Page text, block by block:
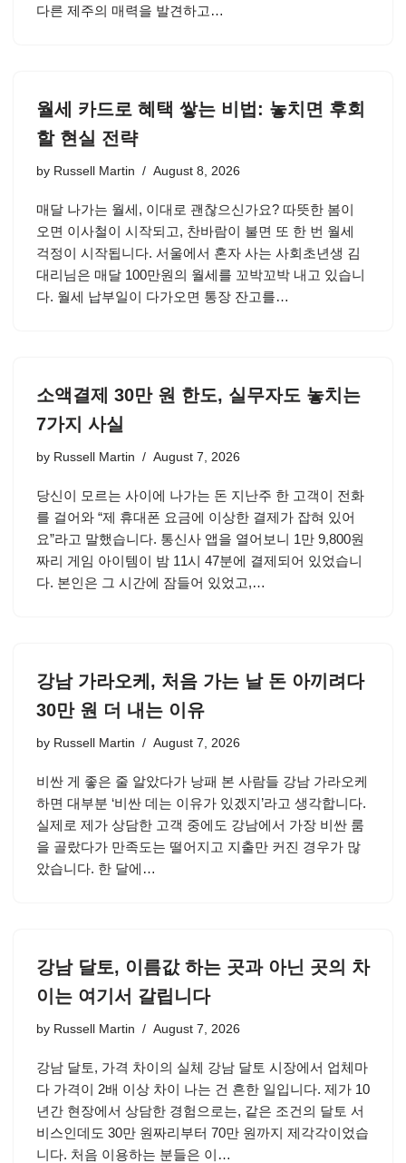
다른 제주의 매력을 발견하고…
월세 카드로 혜택 쌓는 비법: 놓치면 후회
할 현실 전략
by Russell Martin August 8, 2026
매달 나가는 월세, 이대로 괜찮으신가요? 따뜻한 봄이
오면 이사철이 시작되고, 찬바람이 불면 또 한 번 월세
걱정이 시작됩니다. 서울에서 혼자 사는 사회초년생 김
대리님은 매달 100만원의 월세를 꼬박꼬박 내고 있습니
다. 월세 납부일이 다가오면 통장 잔고를…
소액결제 30만 원 한도, 실무자도 놓치는
7가지 사실
by Russell Martin August 7, 2026
당신이 모르는 사이에 나가는 돈 지난주 한 고객이 전화
를 걸어와 “제 휴대폰 요금에 이상한 결제가 잡혀 있어
요”라고 말했습니다. 통신사 앱을 열어보니 1만 9,800원
짜리 게임 아이템이 밤 11시 47분에 결제되어 있었습니
다. 본인은 그 시간에 잠들어 있었고,…
강남 가라오케, 처음 가는 날 돈 아끼려다
30만 원 더 내는 이유
by Russell Martin August 7, 2026
비싼 게 좋은 줄 알았다가 낭패 본 사람들 강남 가라오케
하면 대부분 ‘비싼 데는 이유가 있겠지’라고 생각합니다.
실제로 제가 상담한 고객 중에도 강남에서 가장 비싼 룸
을 골랐다가 만족도는 떨어지고 지출만 커진 경우가 많
았습니다. 한 달에…
강남 달토, 이름값 하는 곳과 아닌 곳의 차
이는 여기서 갈립니다
by Russell Martin August 7, 2026
강남 달토, 가격 차이의 실체 강남 달토 시장에서 업체마
다 가격이 2배 이상 차이 나는 건 흔한 일입니다. 제가 10
년간 현장에서 상담한 경험으로는, 같은 조건의 달토 서
비스인데도 30만 원짜리부터 70만 원까지 제각각이었습
니다. 처음 이용하는 분들은 이…